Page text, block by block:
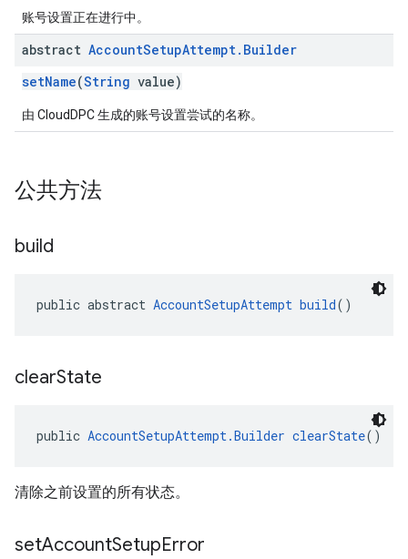
账号设置正在进行中。
abstract AccountSetupAttempt. Builder
setName(String value)
由 CloudDPC 生成的账号设置尝试的名称。
公共方法
build
public abstract AccountSetupAttempt build()
clearState
public AccountSetupAttempt.Builder clearState()
清除之前设置的所有状态。
setAccountSetupError